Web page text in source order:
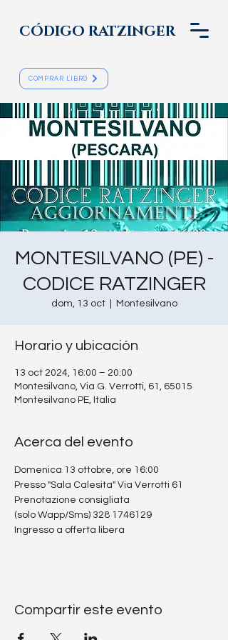
CÓDIGO RATZINGER
COMPRAR LIBRO
MONTESILVANO (PE) -
CODICE RATZINGER
dom, 13 oct
  |
Montesilvano
Horario y ubicación
13 oct 2024, 16:00 – 20:00
Montesilvano, Via G. Verrotti, 61, 65015
Montesilvano PE, Italia
Acerca del evento
Domenica 13 ottobre, ore 16:00
Presso "Sala Calesita" Via Verrotti 61
Prenotazione consigliata
(solo Wapp/Sms) 328 1746129
Ingresso a offerta libera
Compartir este evento